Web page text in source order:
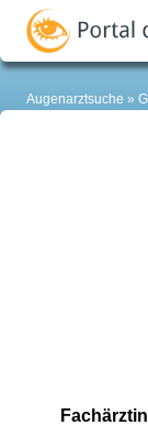
Augenarztsuche